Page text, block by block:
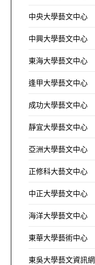
中央大學藝文中心
中興大學藝文中心
東海大學藝文中心
逢甲大學藝文中心
成功大學藝文中心
靜宜大學藝文中心
亞洲大學藝文中心
正修科大藝文中心
中正大學藝文中心
海洋大學藝文中心
東華大學藝術中心
東吳大學藝文資訊網